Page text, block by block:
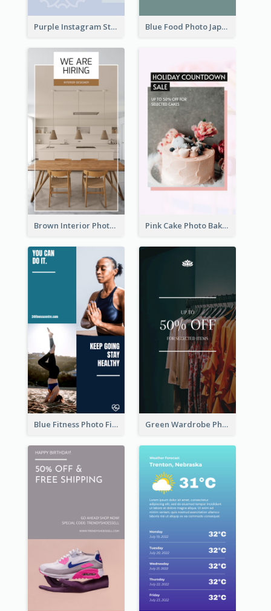
Purple Instagram Story Blue Food Photo Japan Cuisine Instagram Story
Brown Interior Photo Hiring Instagram Story Pink Cake Photo Bakery Instagram Story
Blue Fitness Photo Fitness Class Instagram Story Green Wardrobe Photo Shopping Sale Instagram Story